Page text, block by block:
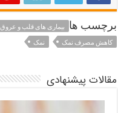
برچسب ها بیماری های قلب و عروق
کاهش مصرف نمک
نمک
مقالات پیشنهادی